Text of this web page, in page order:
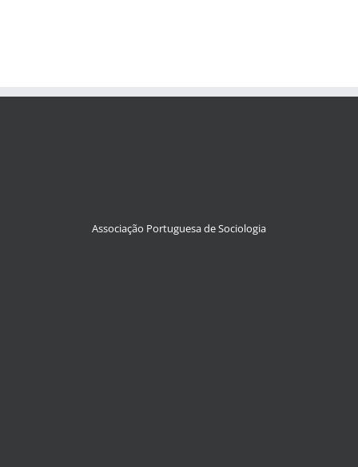
Associação Portuguesa de Sociologia